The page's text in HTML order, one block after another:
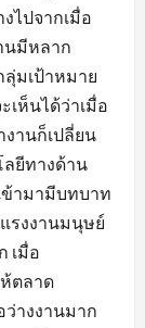
ไปจากเมื่อ
นมีหลาก
มเป้าหมาย
เห็นได้ว่าเมื่อ
านก็เปลี่ยน
ยีทางด้าน
ข้ามามีบทบาท
รงงานมนุษย์
เมื่อ
ตลาด
างงานมาก